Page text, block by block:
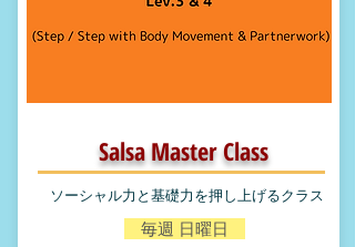
Salsa MasterClass
​ソーシャル力と基礎力を押し上げるクラス
​ 毎週 日曜日